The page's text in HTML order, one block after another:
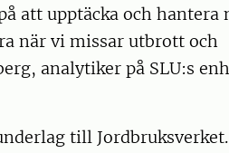
att upptäcka och hantera
när vi missar utbrott och
analytiker på SLU:s
till Jordbruksverket.